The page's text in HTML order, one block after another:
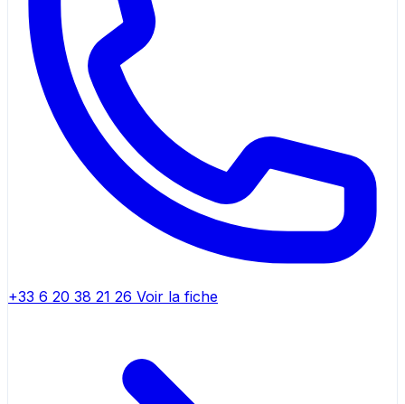
+33 6 20 38 21 26 Voir la fiche